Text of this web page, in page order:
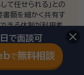
て任せられる」との
書類を細かく共有す
きる体制が利用者
・進捗報告がない・
の有無が満
務の説明を事前に
頼が継続する傾向
で面談可
で無料相談